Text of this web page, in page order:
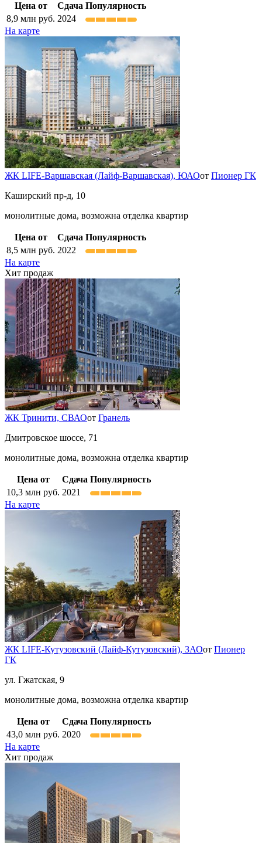
Цена от Сдача Популярность
8,9 млн руб. 2024
На карте
ЖК LIFE-Варшавская (Лайф-Варшавская), ЮАОот Пионер ГК
Каширский пр-д, 10
монолитные дома, возможна отделка квартир
Цена от Сдача Популярность
8,5 млн руб. 2022
На карте
Хит продаж
ЖК Тринити, СВАОот Гранель
Дмитровское шоссе, 71
монолитные дома, возможна отделка квартир
Цена от Сдача Популярность
10,3 млн руб. 2021
На карте
ЖК LIFE-Кутузовский (Лайф-Кутузовский), ЗАОот Пионер
ГК
ул. Гжатская, 9
монолитные дома, возможна отделка квартир
Цена от Сдача Популярность
43,0 млн руб. 2020
На карте
Хит продаж